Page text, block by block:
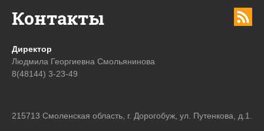
Контакты
Директор
Людмила Георгиевна Смольянинова
8(48144) 3-23-49
215713 Смоленская область, г. Дорогобуж, ул. Путенкова, д.1.